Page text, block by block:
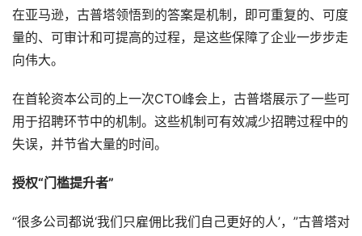
在亚马逊，古普塔领悟到的答案是机制，即可重复的、可度
量的、可审计和可提高的过程，是这些保障了企业一步步走
向伟大。
在首轮资本公司的上一次CTO峰会上，古普塔展示了一些可
用于招聘环节中的机制。这些机制可有效减少招聘过程中的
失误，并节省大量的时间。
授权“门槛提升者”
“很多公司都说‘我们只雇佣比我们自己更好的人’，”古普塔对